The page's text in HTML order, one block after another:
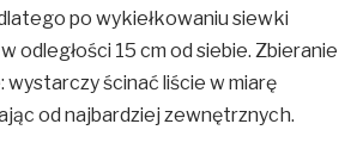
po wykiełkowaniu siewki
odległości 15 cm od siebie. Zbieranie
ścinać liście w miarę
od najbardziej zewnętrznych.